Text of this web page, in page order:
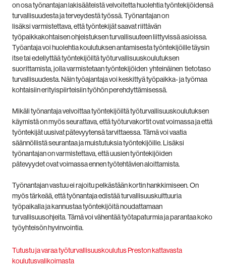
on osa työnantajan lakisääteistä velvoitetta huolehtia työntekijöidensä
turvallisuudesta ja terveydestä työssä. Työnantajan on
lisäksi varmistettava, että työntekijät saavat riittävän
työpaikkakohtaisen ohjeistuksen turvallisuuteen liittyvissä asioissa.
Työantaja voi huolehtia koulutuksen antamisesta työntekijöille täysin
itse tai edellyttää työntekijöiltä työturvallisuuskoulutuksen
suorittamista, jolla varmistetaan työntekijöiden yhteinäinen tietotaso
turvallisuudesta. Näin työajantaja voi keskittyä työpaikka- ja työmaa
kohtaisiin erityispiirteisiin työhön perehdyttämisessä.
Mikäli työnantaja velvoittaa työntekijöiltä työturvallisuuskoulutuksen
käymistä on myös seurattava, että työturvakortit ovat voimassa ja että
työntekijät uusivat pätevyytensä tarvittaessa. Tämä voi vaatia
säännöllistä seurantaa ja muistutuksia työntekijöille. Lisäksi
työnantajan on varmistettava, että uusien työntekijöiden
pätevyydet ovat voimassa ennen työtehtävien aloittamista.
Työnantajan vastuu ei rajoitu pelkästään kortin hankkimiseen. On
myös tärkeää, että työnantaja edistää turvallisuuskulttuuria
työpaikalla ja kannustaa työntekijöitä noudattamaan
turvallisuusohjeita. Tämä voi vähentää työtapaturmia ja parantaa koko
työyhteisön hyvinvointia.
Tutustu ja varaa työturvallisuuskoulutus Preston kattavasta
koulutusvalikoimasta